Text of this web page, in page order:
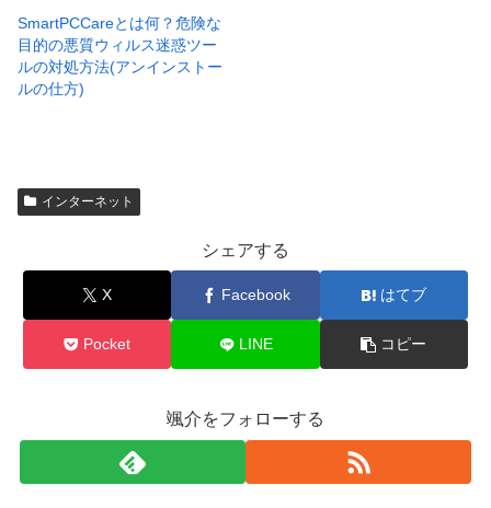
SmartPCCareとは何？危険な
目的の悪質ウィルス迷惑ツー
ルの対処方法(アンインストー
ルの仕方)
インターネット
シェアする
X Facebook はてブ
Pocket LINE コピー
颯介をフォローする